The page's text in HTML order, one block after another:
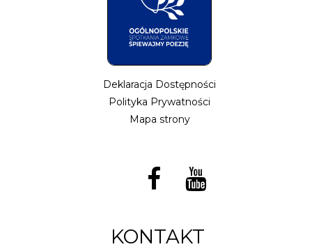
Deklaracja Dostępności
Polityka Prywatności
Mapa strony
KONTAKT